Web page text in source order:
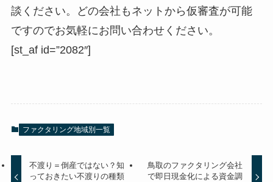
談ください。どの会社もネットから仮審査が可能
ですのでお気軽にお問い合わせください。
[st_af id=”2082″]
ファクタリング地域別一覧
不渡り＝倒産ではない？知
っておきたい不渡りの種類
鳥取のファクタリング会社
で即日現金化による資金調